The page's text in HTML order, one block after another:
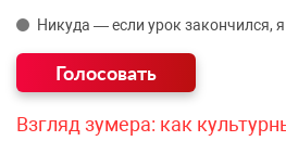
Никуда — если урок закончился,
Взгляд зумера: как